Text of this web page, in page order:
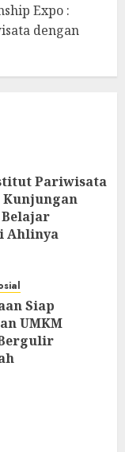
Expo :
dengan
Pariwisata
Ahlinya
Siap
UMKM